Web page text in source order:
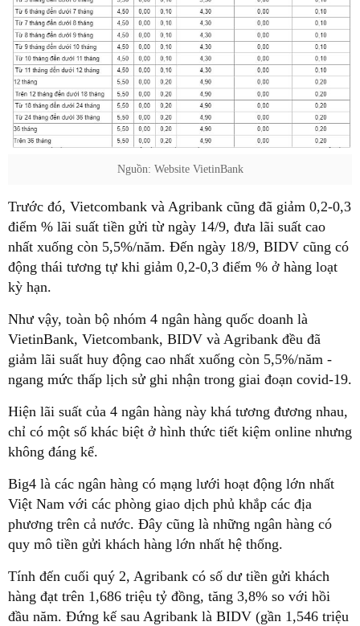
Nguồn: Website VietinBank
Trước đó, Vietcombank và Agribank cũng đã giảm 0,2-0,3
điểm % lãi suất tiền gửi từ ngày 14/9, đưa lãi suất cao
nhất xuống còn 5,5%/năm. Đến ngày 18/9, BIDV cũng có
động thái tương tự khi giảm 0,2-0,3 điểm % ở hàng loạt
kỳ hạn.
Như vậy, toàn bộ nhóm 4 ngân hàng quốc doanh là
VietinBank, Vietcombank, BIDV và Agribank đều đã
giảm lãi suất huy động cao nhất xuống còn 5,5%/năm -
ngang mức thấp lịch sử ghi nhận trong giai đoạn covid-19.
Hiện lãi suất của 4 ngân hàng này khá tương đương nhau,
chỉ có một số khác biệt ở hình thức tiết kiệm online nhưng
không đáng kể.
Big4 là các ngân hàng có mạng lưới hoạt động lớn nhất
Việt Nam với các phòng giao dịch phủ khắp các địa
phương trên cả nước. Đây cũng là những ngân hàng có
quy mô tiền gửi khách hàng lớn nhất hệ thống.
Tính đến cuối quý 2, Agribank có số dư tiền gửi khách
hàng đạt trên 1,686 triệu tỷ đồng, tăng 3,8% so với hồi
đầu năm. Đứng kế sau Agribank là BIDV (gần 1,546 triệu